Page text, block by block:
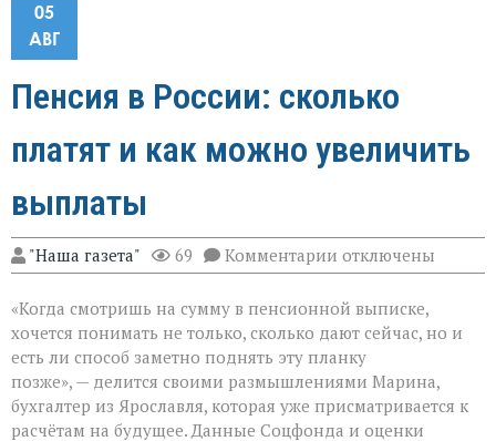
05
АВГ
Пенсия в России: сколько
платят и как можно увеличить
выплаты
"Наша газета" 69 Комментарии к
записи
в
России:
платят
и
как
можно
отключены
«Когда смотришь на сумму в пенсионной выписке,
хочется понимать не только, сколько дают сейчас, но и
есть ли способ заметно поднять эту планку
позже», — делится своими размышлениями Марина,
бухгалтер из Ярославля, которая уже присматривается к
расчётам на будущее. Данные Соцфонда и оценки